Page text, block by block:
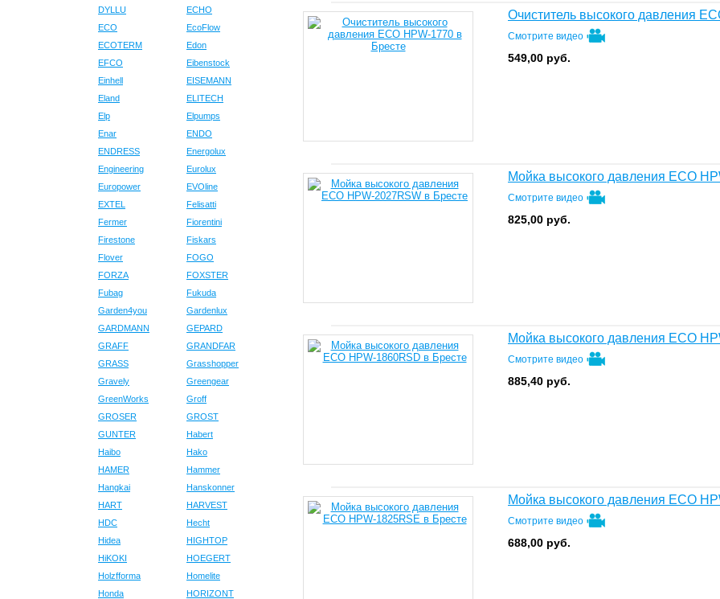
DYLLU
ECHO
ECO
EcoFlow
ECOTERM
Edon
EFCO
Eibenstock
Einhell
EISEMANN
Eland
ELITECH
Elp
Elpumps
Enar
ENDO
ENDRESS
Energolux
Engineering
Eurolux
Europower
EVOline
EXTEL
Felisatti
Fermer
Fiorentini
Firestone
Fiskars
Flover
FOGO
FORZA
FOXSTER
Fubag
Fukuda
Garden4you
Gardenlux
GARDMANN
GEPARD
GRAFF
GRANDFAR
GRASS
Grasshopper
Gravely
Greengear
GreenWorks
Groff
GROSER
GROST
GUNTER
Habert
Haibo
Hako
HAMER
Hammer
Hangkai
Hanskonner
HART
HARVEST
HDC
Hecht
Hidea
HIGHTOP
HiKOKI
HOEGERT
Holzfforma
Homelite
Honda
HORIZONT
Очиститель высокого давления
Смотрите видео
549,00 руб.
Мойка высокого давления ECO
Смотрите видео
825,00 руб.
Мойка высокого давления ECO
Смотрите видео
885,40 руб.
Мойка высокого давления ECO
Смотрите видео
688,00 руб.